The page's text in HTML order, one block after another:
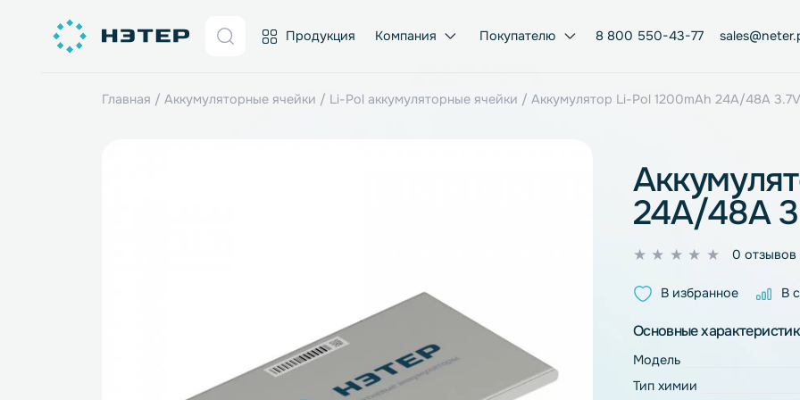
Продукция Компания Покупателю 8 800 550-43-77
Главная /Аккумуляторные ячейки / Li-Pol аккумуляторные ячейки/ Аккумулятор Li-Pol 1200mAh
24A/
0
5
В
Основные